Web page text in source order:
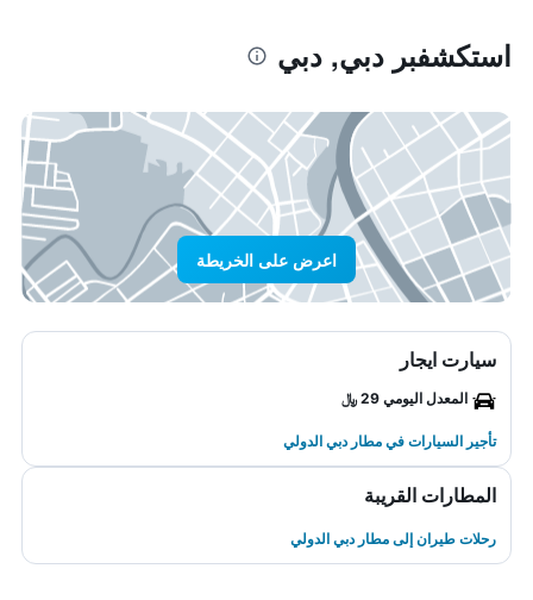
استكشفبر دبي, دبي
اعرض على الخريطة
سيارت ايجار
المعدل اليومي 29 ﷼
تأجير السيارات في مطار دبي الدولي
المطارات القريبة
رحلات طيران إلى مطار دبي الدولي